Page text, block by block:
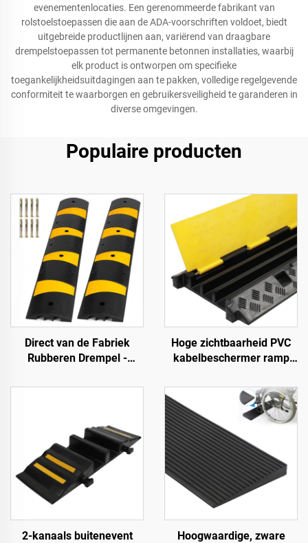
evenementenlocaties. Een gerenommeerde fabrikant van
rolstoelstoepassen die aan de ADA-voorschriften voldoet, biedt
uitgebreide productlijnen aan, variërend van draagbare
drempelstoepassen tot permanente betonnen installaties, waarbij
elk product is ontworpen om specifieke
toegankelijkheidsuitdagingen aan te pakken, volledige regelgevende
conformiteit te waarborgen en gebruikersveiligheid te garanderen in
diverse omgevingen.
Populaire producten
Direct van de Fabriek
Rubberen Drempel -
Hoge zichtbaarheid PVC
kabelbeschermer ramp
rubberen basis met
transparante
kabelafdekking voor
betere zichtbaarheid
2-kanaals buitenevent
Hoogwaardige, zware